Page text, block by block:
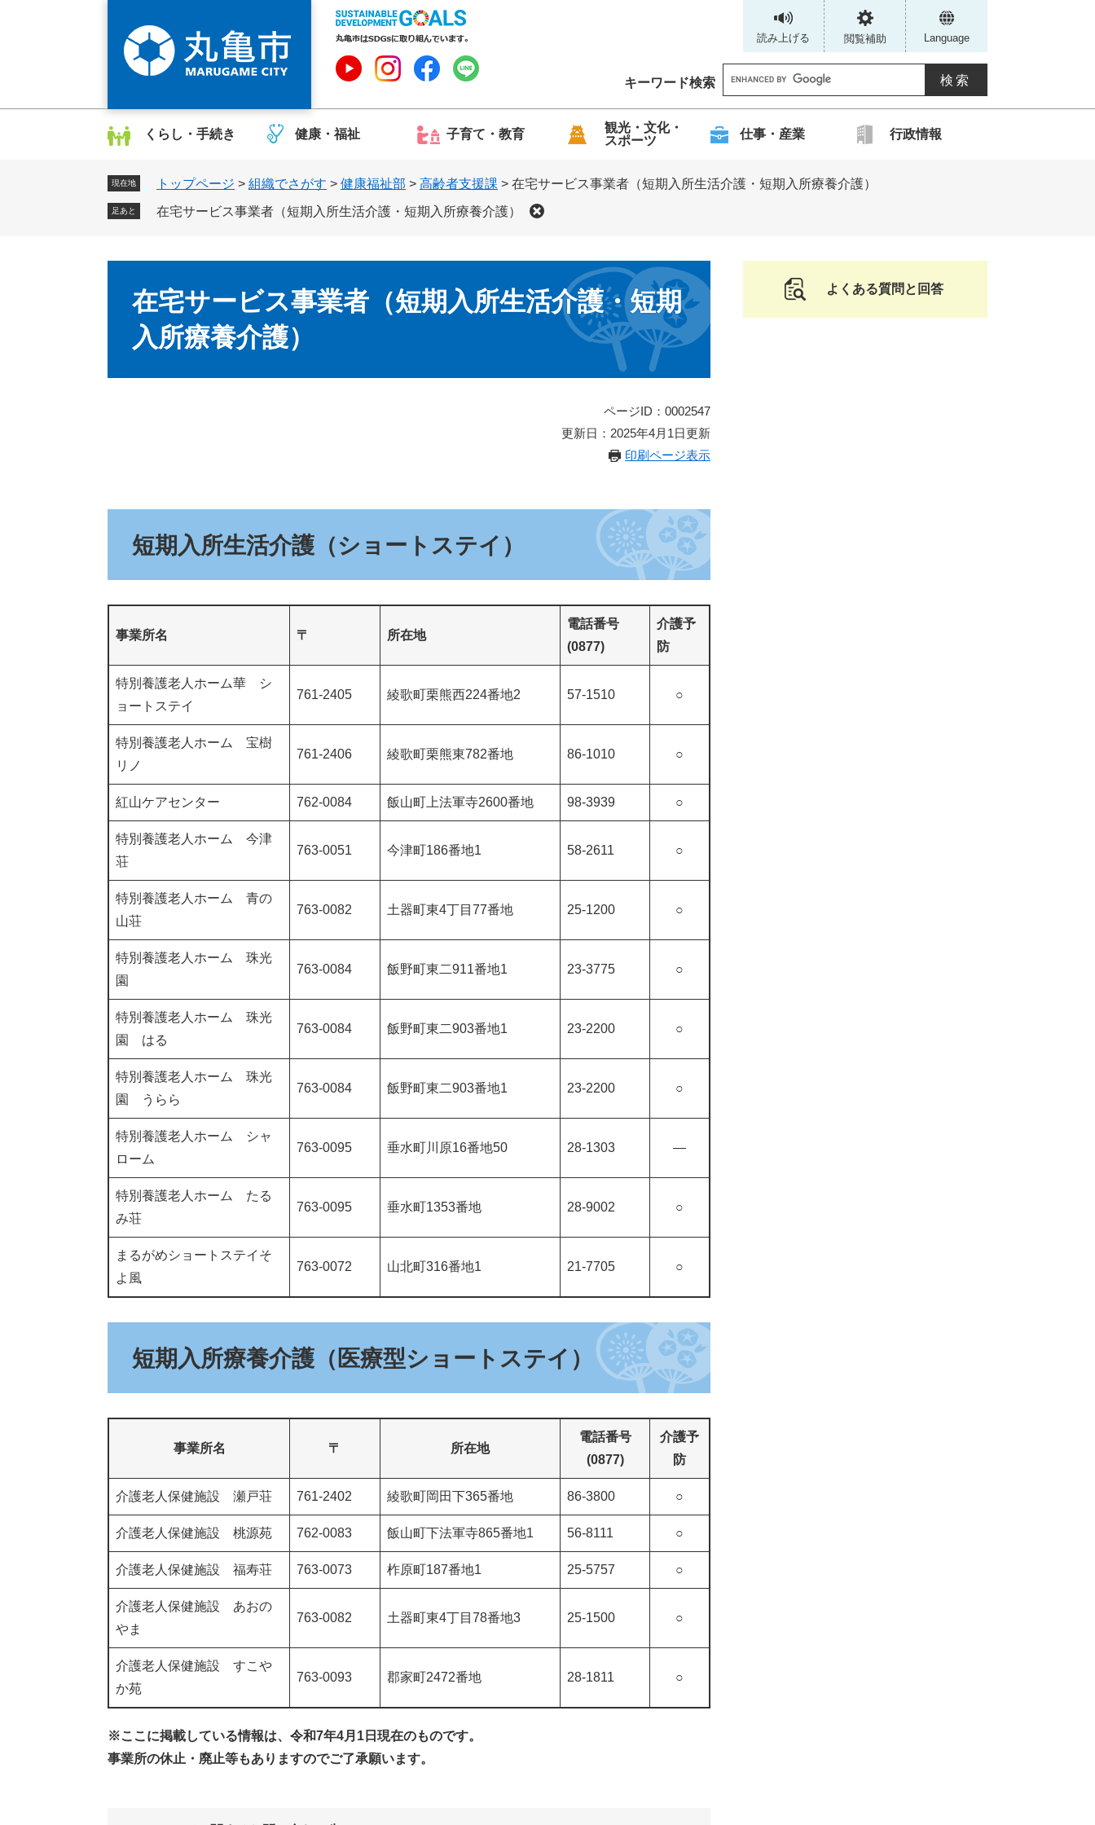
頭
飛
読み上げる 閲覧補助 Language
キーワード検索
G
o
g
l
カ
くらし・手続き 健康・福祉 子育て・教育
観光・文化・
スポーツ
仕事・産業 行政情報
現在地 トップページ > 組織でさがす > 健康福祉部 > 高齢者支援課 > 在宅サービス事業者（短期入所生活介護・短期入所療養介護）
足あと 在宅サービス事業者（短期入所生活介護・短期入所療養介護）
在宅サービス事業者（短期入所生活介護・短期
入所療養介護）
ページID：0002547
更新日：2025年4月1日更新
印刷ページ表示
短期入所生活介護（ショートステイ）
事業所名 〒 所在地
電話番号
(0877)
介護予
防
特別養護老人ホーム華 シ
ョートステイ
761-2405 綾歌町栗熊西224番地2 57-1510 ○
特別養護老人ホーム 宝樹
リノ
761-2406 綾歌町栗熊東782番地 86-1010 ○
紅山ケアセンター 762-0084 飯山町上法軍寺2600番地 98-3939 ○
特別養護老人ホーム 今津
荘
763-0051 今津町186番地1 58-2611 ○
特別養護老人ホーム 青の
山荘
763-0082 土器町東4丁目77番地 25-1200 ○
特別養護老人ホーム 珠光
園
763-0084 飯野町東二911番地1 23-3775 ○
特別養護老人ホーム 珠光
園 はる
763-0084 飯野町東二903番地1 23-2200 ○
特別養護老人ホーム 珠光
園 うらら
763-0084 飯野町東二903番地1 23-2200 ○
特別養護老人ホーム シャ
ローム
763-0095 垂水町川原16番地50 28-1303 ―
特別養護老人ホーム たる
み荘
763-0095 垂水町1353番地 28-9002 ○
まるがめショートステイそ
よ風
763-0072 山北町316番地1 21-7705 ○
短期入所療養介護（医療型ショートステイ）
事業所名 〒 所在地
電話番号
(0877)
介護予
防
介護老人保健施設 瀬戸荘 761-2402 綾歌町岡田下365番地 86-3800 ○
介護老人保健施設 桃源苑 762-0083 飯山町下法軍寺865番地1 56-8111 ○
介護老人保健施設 福寿荘 763-0073 柞原町187番地1 25-5757 ○
介護老人保健施設 あおの
やま
763-0082 土器町東4丁目78番地3 25-1500 ○
介護老人保健施設 すこや
か苑
763-0093 郡家町2472番地 28-1811 ○
※ここに掲載している情報は、令和7年4月1日現在のものです。
事業所の休止・廃止等もありますのでご了承願います。
よくある質問と回答